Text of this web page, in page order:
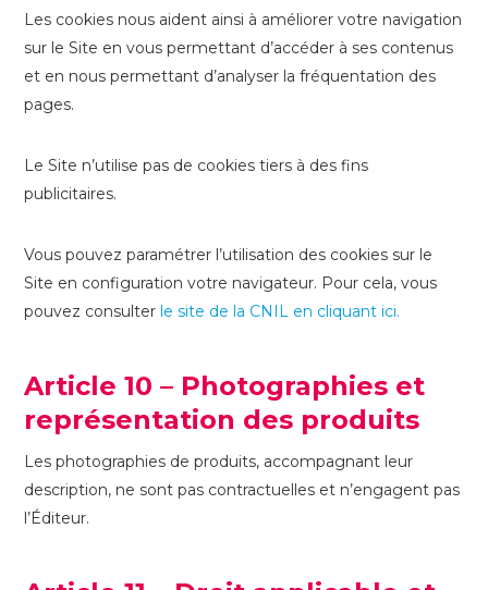
Les cookies nous aident ainsi à améliorer votre navigation
sur le Site en vous permettant d’accéder à ses contenus
et en nous permettant d’analyser la fréquentation des
pages.
Le Site n’utilise pas de cookies tiers à des fins
publicitaires.
Vous pouvez paramétrer l’utilisation des cookies sur le
Site en configuration votre navigateur. Pour cela, vous
pouvez consulterle site de la CNIL en cliquant ici.
Article 10 – Photographies et
représentation des produits
Les photographies de produits, accompagnant leur
description, ne sont pas contractuelles et n’engagent pas
l’Éditeur.